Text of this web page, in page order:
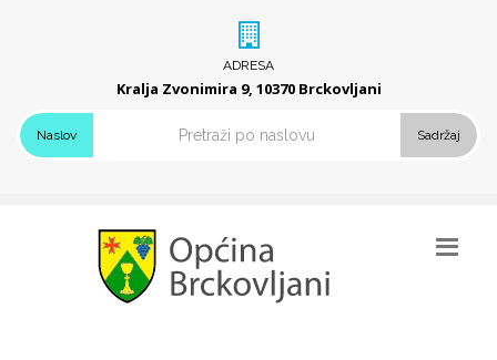
ADRESA
Kralja Zvonimira 9, 10370 Brckovljani
Naslov Sadržaj